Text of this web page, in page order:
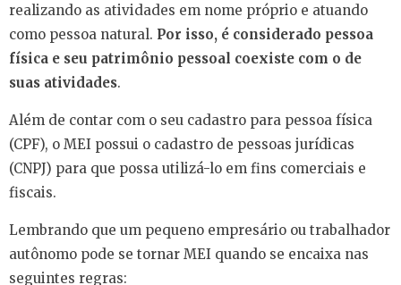
realizando as atividades em nome próprio e atuando
como pessoa natural. Por isso, é considerado pessoa
física e seu patrimônio pessoal coexiste com o de
suas atividades.
Além de contar com o seu cadastro para pessoa física
(CPF), o MEI possui o cadastro de pessoas jurídicas
(CNPJ) para que possa utilizá-lo em fins comerciais e
fiscais.
Lembrando que um pequeno empresário ou trabalhador
autônomo pode se tornar MEI quando se encaixa nas
seguintes regras: